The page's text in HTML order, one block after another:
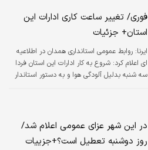
فوری/ تغییر ساعت کاری ادارات این
استان+ جزئیات
ایرنا: روابط عمومی استانداری همدان در اطلاعیه
ای اعلام کرد: شروع به کار ادارات این استان فردا
سه شنبه بدلیل آلودگی هوا و به دستور استاندار
در این شهر عزای عمومی اعلام شد/
روز دوشنبه تعطیل است؟+جزییات